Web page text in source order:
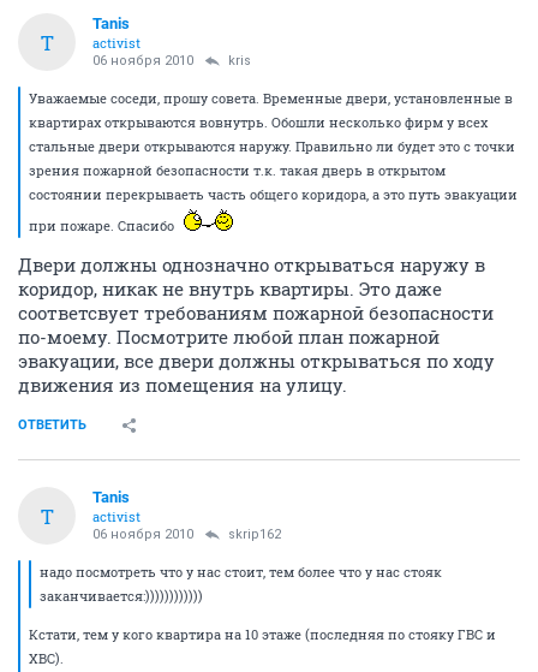
T
Tanis
activist
06 ноября 2010 kris
Уважаемые соседи, прошу совета. Временные двери, установленные в
квартирах открываются вовнутрь. Обошли несколько фирм у всех
стальные двери открываются наружу. Правильно ли будет это с точки
зрения пожарной безопасности т.к. такая дверь в открытом
состоянии перекрываеть часть общего коридора, а это путь эвакуации
при пожаре. Спасибо
Двери должны однозначно открываться наружу в
коридор, никак не внутрь квартиры. Это даже
соответсвует требованиям пожарной безопасности
по-моему. Посмотрите любой план пожарной
эвакуации, все двери должны открываться по ходу
движения из помещения на улицу.
ОТВЕТИТЬ
T
Tanis
activist
06 ноября 2010 skrip162
надо посмотреть что у нас стоит, тем более что у нас стояк
заканчивается:))))))))))))
Кстати, тем у кого квартира на 10 этаже (последняя по стояку ГВС и
ХВС).